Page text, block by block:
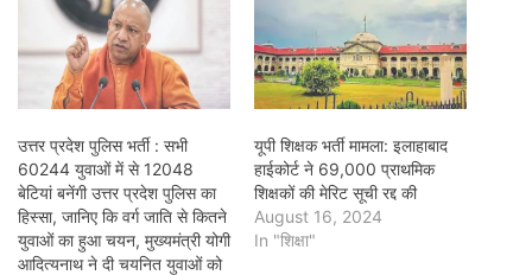
उत्तर प्रदेश पुलिस भर्ती : सभी
60244 युवाओं में से 12048
बेटियां बनेंगी उत्तर प्रदेश पुलिस का
हिस्सा, जानिए कि वर्ग जाति से कितने
युवाओं का हुआ चयन, मुख्यमंत्री योगी
आदित्यनाथ ने दी चयनित युवाओं को
यूपी शिक्षक भर्ती मामला: इलाहाबाद
हाईकोर्ट ने 69,000 प्राथमिक
शिक्षकों की मेरिट सूची रद्द की
August 16, 2024
In "शिक्षा"